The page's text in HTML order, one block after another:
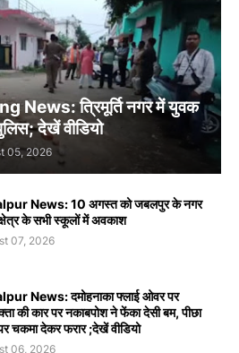
त्रिमूर्ति नगर में युवक
देखें वीडियो
05, 2026
News: 10 अगस्त को जबलपुर के नगर
के सभी स्कूलों में अवकाश
07, 2026
News: दमोहनाका फ्लाई ओवर पर
की कार पर नकाबपोश ने फेंका देसी बम, पीछा
चकमा देकर फरार ;देखें वीडियो
06, 2026